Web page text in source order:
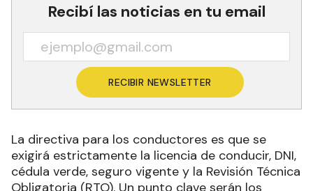
Recibí las noticias en tu email
RECIBIR NEWSLETTER
La directiva para los conductores es que se
exigirá estrictamente la licencia de conducir, DNI,
cédula verde, seguro vigente y la Revisión Técnica
Obligatoria (RTO). Un punto clave serán los